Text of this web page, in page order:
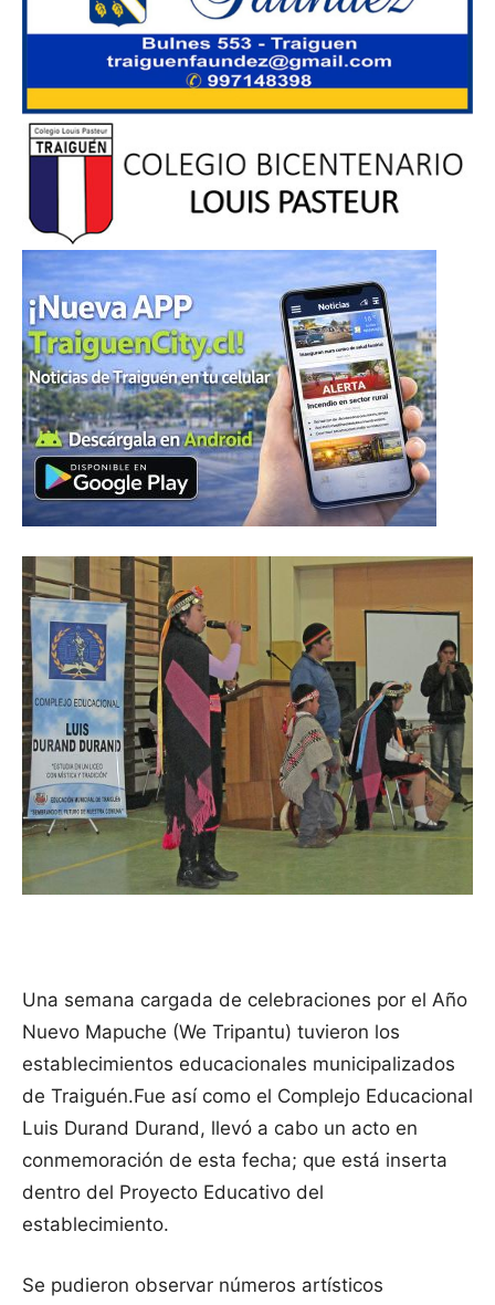
Una semana cargada de celebraciones por el Año
Nuevo Mapuche (We Tripantu) tuvieron los
establecimientos educacionales municipalizados
de Traiguén.Fue así como el Complejo Educacional
Luis Durand Durand, llevó a cabo un acto en
conmemoración de esta fecha; que está inserta
dentro del Proyecto Educativo del
establecimiento.
Se pudieron observar números artísticos